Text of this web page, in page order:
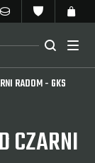
RADOM - GKS
CZARNI